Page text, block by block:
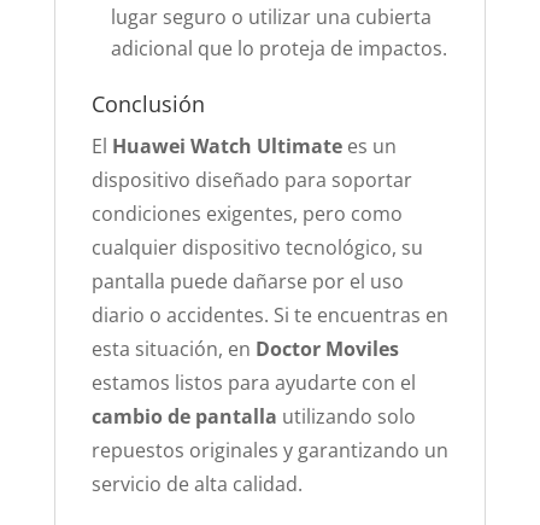
lugar seguro o utilizar una cubierta
adicional que lo proteja de impactos.
Conclusión
El Huawei Watch Ultimatees un
dispositivo diseñado para soportar
condiciones exigentes, pero como
cualquier dispositivo tecnológico, su
pantalla puede dañarse por el uso
diario o accidentes. Si te encuentras en
esta situación, en Doctor Moviles
estamos listos para ayudarte con el
cambio de pantalla utilizando solo
repuestos originales y garantizando un
servicio de alta calidad.